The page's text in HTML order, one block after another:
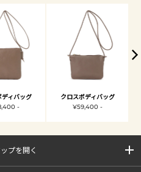
ディバッグ
-
クロスボディバッグ
¥59,400 -
プを開く